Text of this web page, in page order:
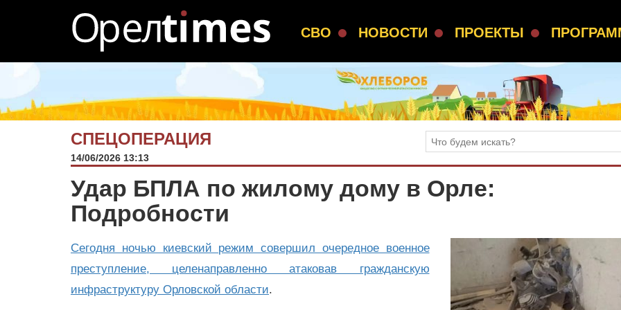
СВО НОВОСТИ ПРОЕКТЫ
СПЕЦОПЕРАЦИЯ
14/06/2026 13:13
Удар БПЛА по жилому дому в Орле:
Подробности
Сегодня ночью киевский режим совершил очередное военное
преступление, целенаправленно атаковав гражданскую
инфраструктуру Орловской области.